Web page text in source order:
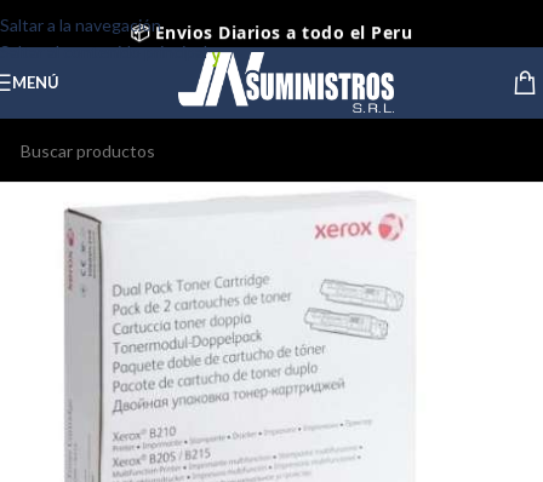
Saltar a la navegación
Saltar al contenido principal
📦 Envios Diarios a todo el Peru
🤝 Pago contra entrega Lima y Callao
⭐ Productos Originales y Nuevos
MENÚ